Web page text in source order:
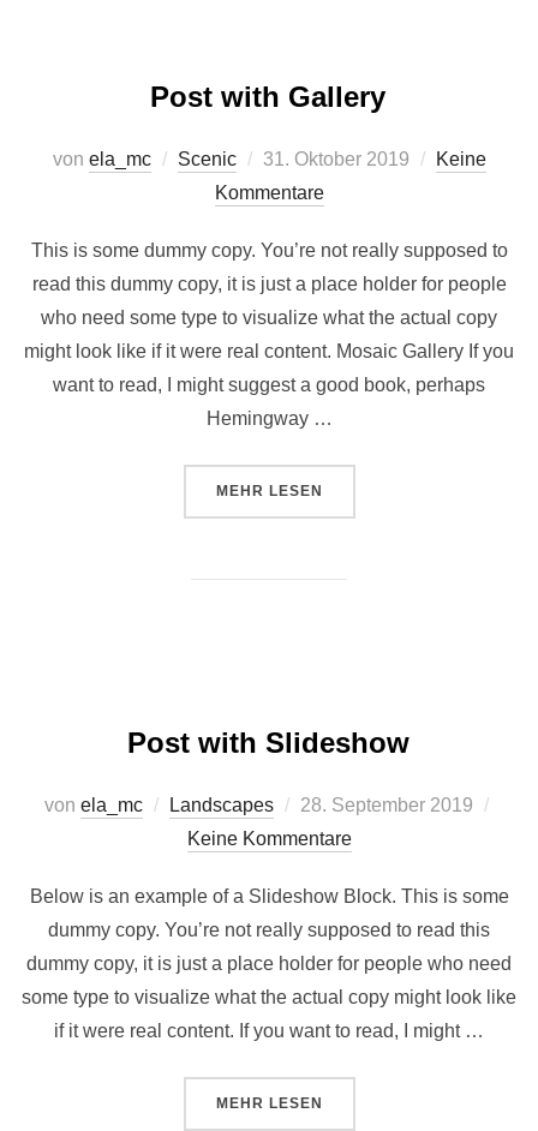
Post with Gallery
von ela_mc Scenic
Veröffentlicht
am
31. Oktober 2019
Keine
Kommentare
This is some dummy copy. You’re not really supposed to
read this dummy copy, it is just a place holder for people
who need some type to visualize what the actual copy
might look like if it were real content. Mosaic Gallery If you
want to read, I might suggest a good book, perhaps
Hemingway …
MEHR ÜBER „POST WITH GALLERY“
LESEN
Post with Slideshow
von ela_mc Landscapes
Veröffentlicht
am
28. September 2019
Keine Kommentare
Below is an example of a Slideshow Block. This is some
dummy copy. You’re not really supposed to read this
dummy copy, it is just a place holder for people who need
some type to visualize what the actual copy might look like
if it were real content. If you want to read, I might …
MEHR ÜBER „POST WITH SLIDESHOW“
LESEN